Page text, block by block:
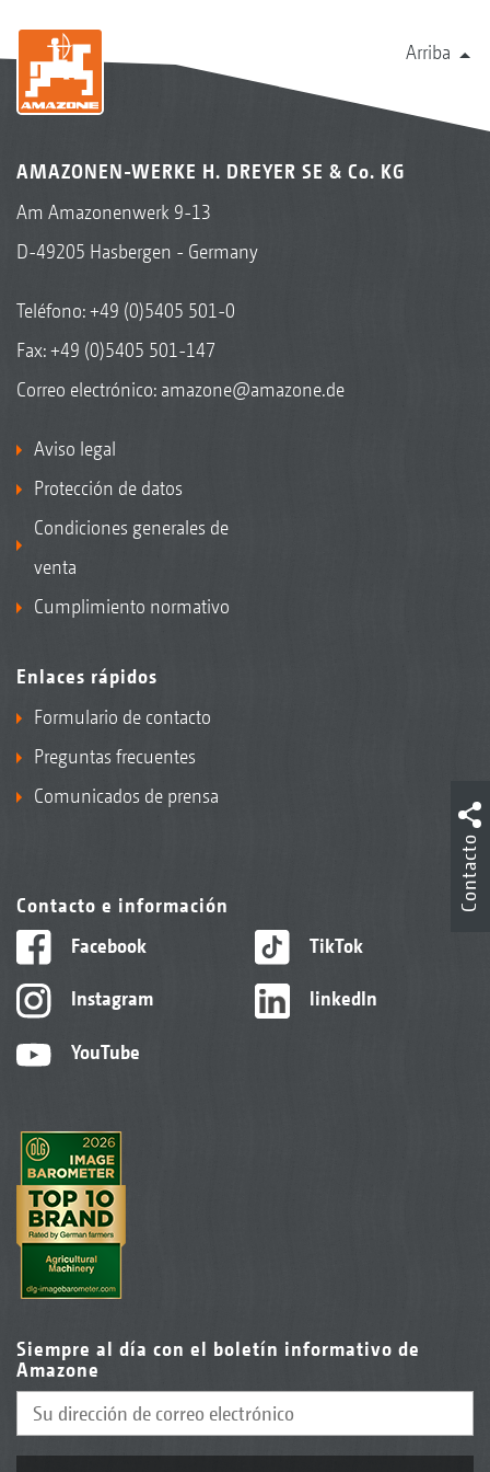
Arriba
AMAZONEN-WERKE H. DREYER SE & Co. KG
Am Amazonenwerk 9-13
D-49205 Hasbergen - Germany
Teléfono:+49 (0)5405 501-0
Fax: +49 (0)5405 501-147
Correo electrónico: amazone@amazone.de
Aviso legal
Protección de datos
Condiciones generales de
venta
Cumplimiento normativo
Enlaces rápidos
Formulario de contacto
Preguntas frecuentes
Comunicados de prensa
Contacto e información
Facebook
Instagram
YouTube
TikTok
linkedIn
Siempre al día con el boletín informativo de
Amazone
Contacto